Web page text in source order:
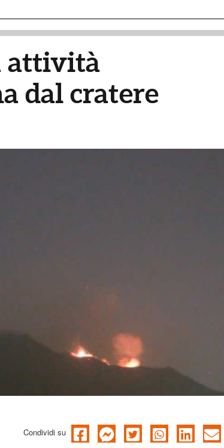
attività
dal cratere
Condividi su